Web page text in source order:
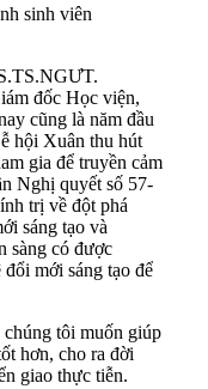
sinh viên
đốc Học viện,
cũng là năm đầu
hội Xuân thu hút
gia để truyền cảm
Nghị quyết số 57-
trị về đột phá
sáng tạo và
sàng có được
mới sáng tạo để
tôi muốn giúp
hơn, cho ra đời
giao thực tiễn.